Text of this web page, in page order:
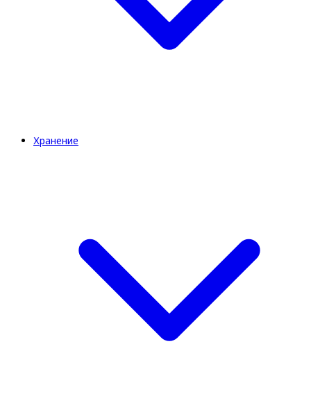
Хранение